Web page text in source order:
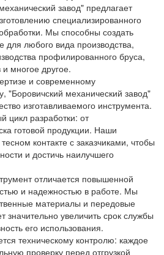
завод" предлагает
специализированного
Мы способны создать
для любого вида производства,
профилированного бруса,
многое другое.
и современному
"Боровичский механический завод"
изготавливаемого инструмента.
разработки: от
готовой продукции. Наши
контакте с заказчиками, чтобы
и достичь наилучшего
отличается повышенной
и надежностью в работе. Мы
материалы и передовые
значительно увеличить срок службы
его использования.
техническому контролю: каждое
проверку перед отгрузкой